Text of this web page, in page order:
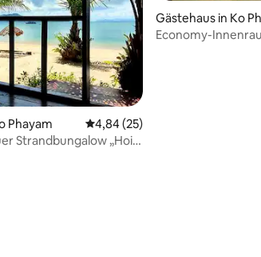
4,9 von 5, 49 Bewertungen
Phayam Durchschnittliche Bewertung:
4,84 (25)
Strandbungalow „Hoi
Gästehaus in Ko
Economy-